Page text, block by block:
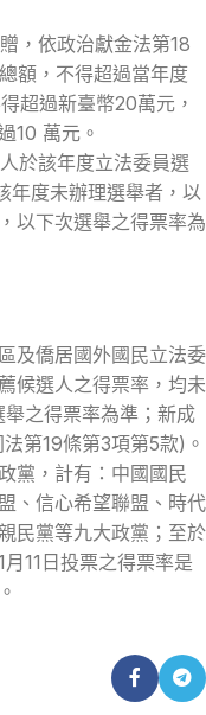
，依政治獻金法第18
額，不得超過當年度
超過新臺幣20萬元，
10 萬元。
於該年度立法委員選
年度未辦理選舉者，以
以下次選舉之得票率為
及僑居國外國民立法委
候選人之得票率，均未
之得票率為準；新成
第19條第3項第5款)。
黨，計有：中國國民
、信心希望聯盟、時代
民黨等九大政黨；至於
11日投票之得票率是